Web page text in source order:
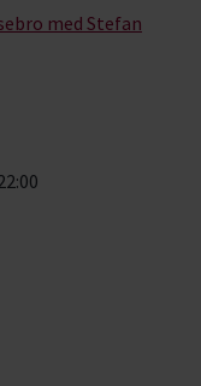
med Stefan